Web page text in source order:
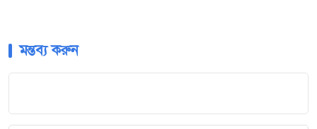
মন্তব্য করুন